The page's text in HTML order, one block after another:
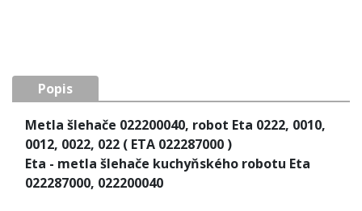
Popis
Metla šlehače 022200040, robot Eta 0222, 0010,
0012, 0022, 022 ( ETA 022287000 )
Eta - metla šlehače kuchyňského robotu Eta
022287000, 022200040